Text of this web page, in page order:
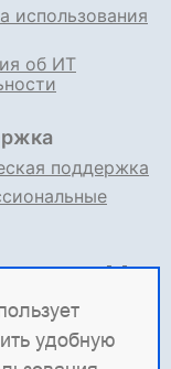
удобную
использования
об ИТ
поддержка
в TG
российская